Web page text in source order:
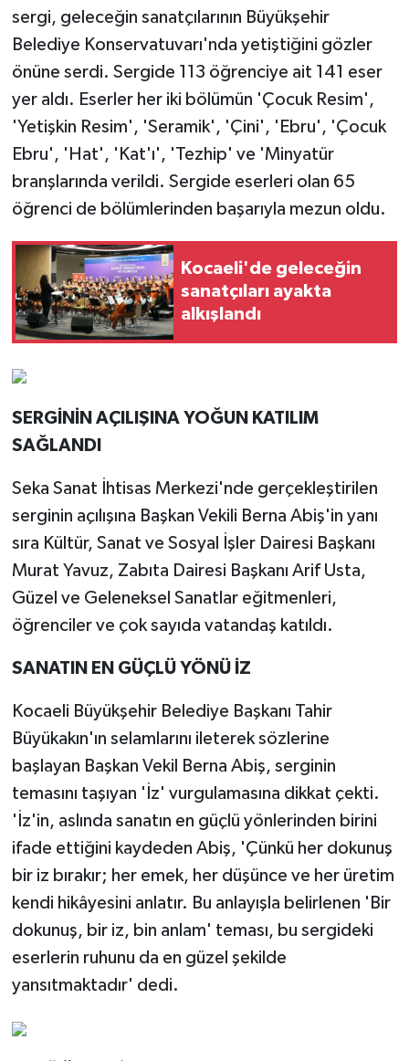
sergi, geleceğin sanatçılarının Büyükşehir
Belediye Konservatuvarı'nda yetiştiğini gözler
önüne serdi. Sergide 113 öğrenciye ait 141 eser
yer aldı. Eserler her iki bölümün 'Çocuk Resim',
'Yetişkin Resim', 'Seramik', 'Çini', 'Ebru', 'Çocuk
Ebru', 'Hat', 'Kat'ı', 'Tezhip' ve 'Minyatür
branşlarında verildi. Sergide eserleri olan 65
öğrenci de bölümlerinden başarıyla mezun oldu.
Kocaeli'de geleceğin
sanatçıları ayakta
alkışlandı
SERGİNİN AÇILIŞINA YOĞUN KATILIM
SAĞLANDI
Seka Sanat İhtisas Merkezi'nde gerçekleştirilen
serginin açılışına Başkan Vekili Berna Abiş'in yanı
sıra Kültür, Sanat ve Sosyal İşler Dairesi Başkanı
Murat Yavuz, Zabıta Dairesi Başkanı Arif Usta,
Güzel ve Geleneksel Sanatlar eğitmenleri,
öğrenciler ve çok sayıda vatandaş katıldı.
SANATIN EN GÜÇLÜ YÖNÜ İZ
Kocaeli Büyükşehir Belediye Başkanı Tahir
Büyükakın'ın selamlarını ileterek sözlerine
başlayan Başkan Vekil Berna Abiş, serginin
temasını taşıyan 'İz' vurgulamasına dikkat çekti.
'İz'in, aslında sanatın en güçlü yönlerinden birini
ifade ettiğini kaydeden Abiş, 'Çünkü her dokunuş
bir iz bırakır; her emek, her düşünce ve her üretim
kendi hikâyesini anlatır. Bu anlayışla belirlenen 'Bir
dokunuş, bir iz, bin anlam' teması, bu sergideki
eserlerin ruhunu da en güzel şekilde
yansıtmaktadır' dedi.